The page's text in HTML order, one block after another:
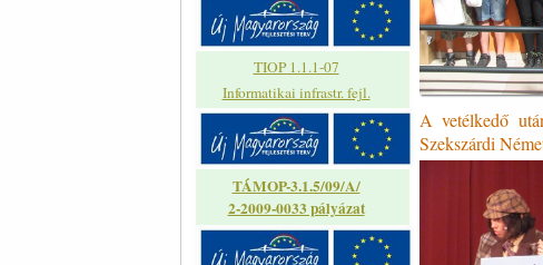
TIOP 1.1.1-07
Informatikai infrastr. fejl.
TÁMOP-3.1.5/09/A/
2-2009-0033 pályázat
A vetélkedő
Szekszárdi